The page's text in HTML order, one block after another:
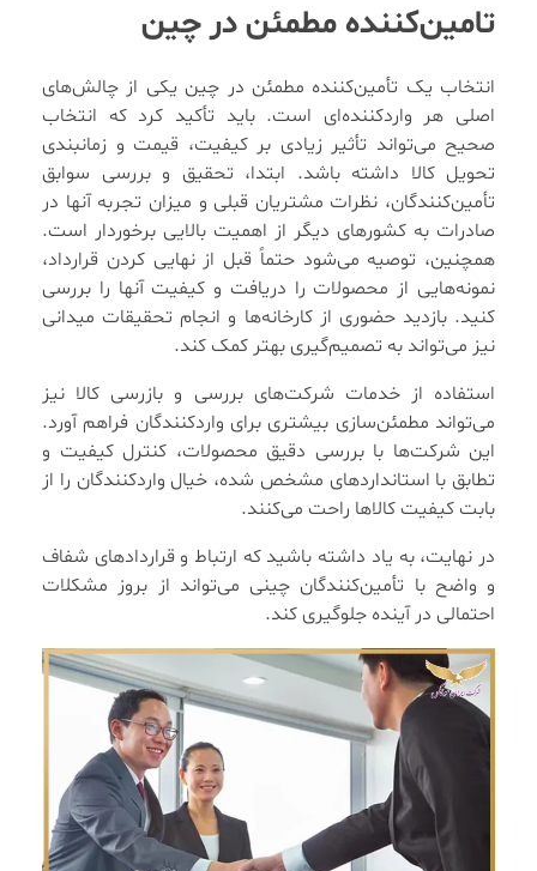
تامین‌کننده مطمئن در چین
انتخاب یک تأمین‌کننده مطمئن در چین یکی از چالش‌های
اصلی هر واردکننده‌ای است. باید تأکید کرد که انتخاب
صحیح می‌تواند تأثیر زیادی بر کیفیت، قیمت و زمانبندی
تحویل کالا داشته باشد. ابتدا، تحقیق و بررسی سوابق
تأمین‌کنندگان، نظرات مشتریان قبلی و میزان تجربه آنها در
صادرات به کشورهای دیگر از اهمیت بالایی برخوردار است.
همچنین، توصیه می‌شود حتماً قبل از نهایی کردن قرارداد،
نمونه‌هایی از محصولات را دریافت و کیفیت آنها را بررسی
کنید. بازدید حضوری از کارخانه‌ها و انجام تحقیقات میدانی
نیز می‌تواند به تصمیم‌گیری بهتر کمک کند.
استفاده از خدمات شرکت‌های بررسی و بازرسی کالا نیز
می‌تواند مطمئن‌سازی بیشتری برای واردکنندگان فراهم آورد.
این شرکت‌ها با بررسی دقیق محصولات، کنترل کیفیت و
تطابق با استانداردهای مشخص شده، خیال واردکنندگان را از
بابت کیفیت کالاها راحت می‌کنند.
در نهایت، به یاد داشته باشید که ارتباط و قراردادهای شفاف
و واضح با تأمین‌کنندگان چینی می‌تواند از بروز مشکلات
احتمالی در آینده جلوگیری کند.